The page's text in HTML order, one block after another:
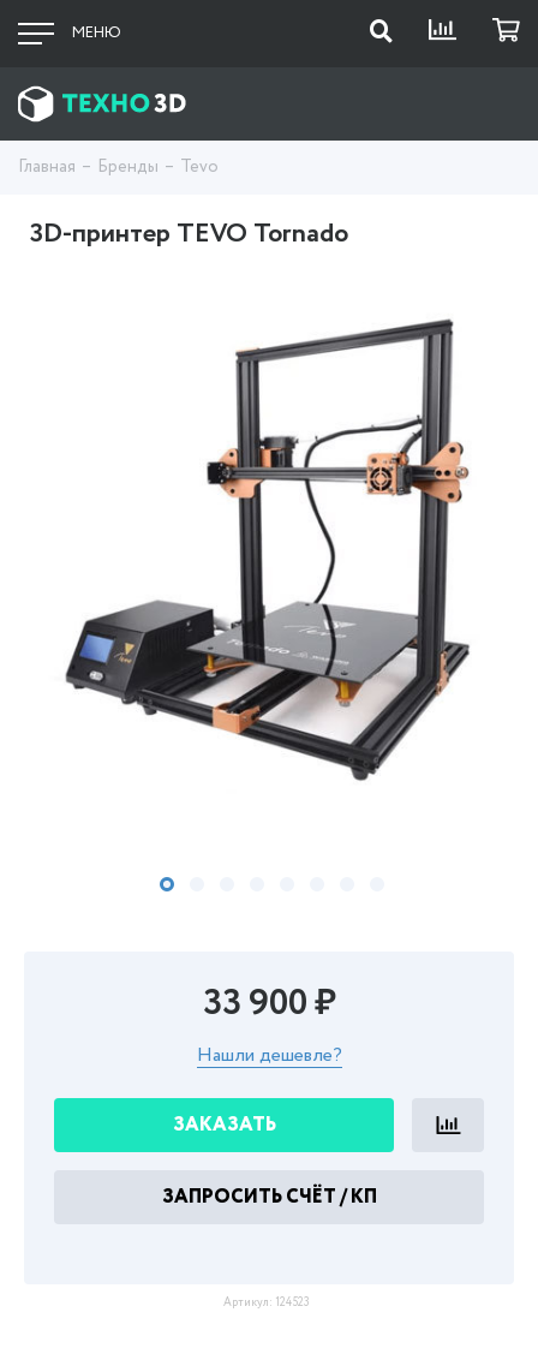
МЕНЮ
Главная Бренды Tevo
3D-принтер TEVO Tornado
33 900 ₽
Нашли дешевле?
ЗАКАЗАТЬ
ЗАПРОСИТЬ СЧЁТ / КП
Артикул: 124523